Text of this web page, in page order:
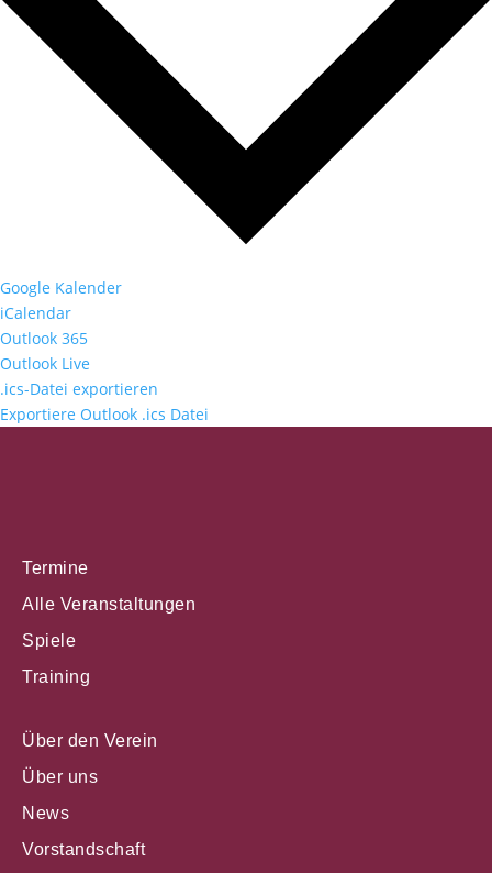
Google Kalender
iCalendar
Outlook 365
Outlook Live
.ics-Datei exportieren
Exportiere Outlook .ics Datei
Termine
Alle Veranstaltungen
Spiele
Training
Über den Verein
Über uns
News
Vorstandschaft